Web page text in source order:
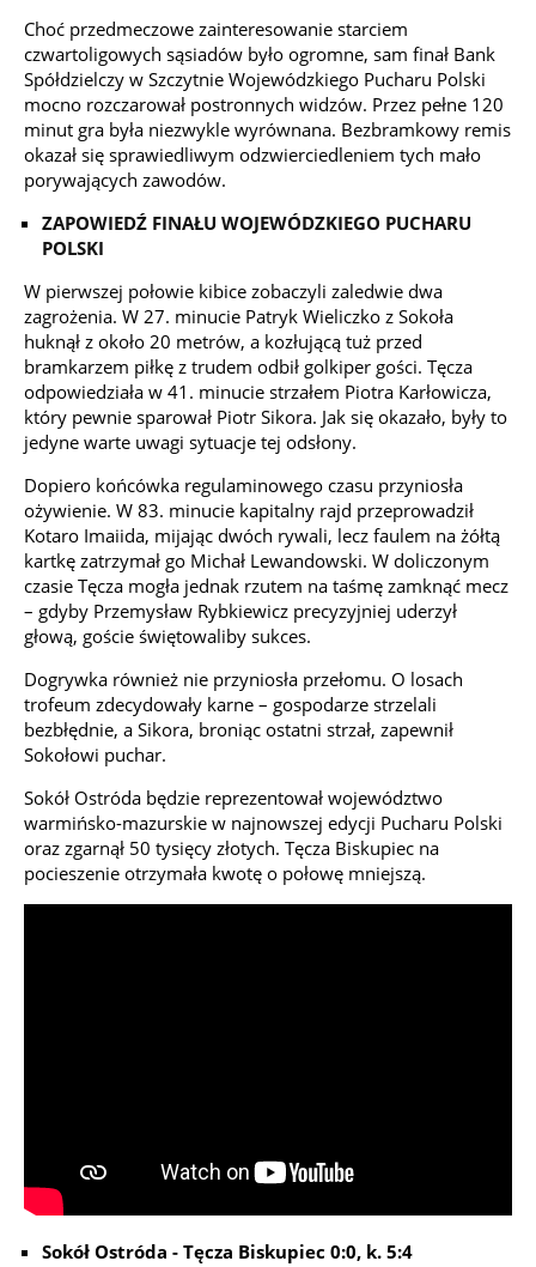
Choć przedmeczowe zainteresowanie starciem
czwartoligowych sąsiadów było ogromne, sam finał Bank
Spółdzielczy w Szczytnie Wojewódzkiego Pucharu Polski
mocno rozczarował postronnych widzów. Przez pełne 120
minut gra była niezwykle wyrównana. Bezbramkowy remis
okazał się sprawiedliwym odzwierciedleniem tych mało
porywających zawodów.
ZAPOWIEDŹ FINAŁU WOJEWÓDZKIEGO PUCHARU
POLSKI
W pierwszej połowie kibice zobaczyli zaledwie dwa
zagrożenia. W 27. minucie Patryk Wieliczko z Sokoła
huknął z około 20 metrów, a kozłującą tuż przed
bramkarzem piłkę z trudem odbił golkiper gości. Tęcza
odpowiedziała w 41. minucie strzałem Piotra Karłowicza,
który pewnie sparował Piotr Sikora. Jak się okazało, były to
jedyne warte uwagi sytuacje tej odsłony.
Dopiero końcówka regulaminowego czasu przyniosła
ożywienie. W 83. minucie kapitalny rajd przeprowadził
Kotaro Imaiida, mijając dwóch rywali, lecz faulem na żółtą
kartkę zatrzymał go Michał Lewandowski. W doliczonym
czasie Tęcza mogła jednak rzutem na taśmę zamknąć mecz
– gdyby Przemysław Rybkiewicz precyzyjniej uderzył
głową, goście świętowaliby sukces.
Dogrywka również nie przyniosła przełomu. O losach
trofeum zdecydowały karne – gospodarze strzelali
bezbłędnie, a Sikora, broniąc ostatni strzał, zapewnił
Sokołowi puchar.
Sokół Ostróda będzie reprezentował województwo
warmińsko-mazurskie w najnowszej edycji Pucharu Polski
oraz zgarnął 50 tysięcy złotych. Tęcza Biskupiec na
pocieszenie otrzymała kwotę o połowę mniejszą.
Sokół Ostróda - Tęcza Biskupiec 0:0, k. 5:4